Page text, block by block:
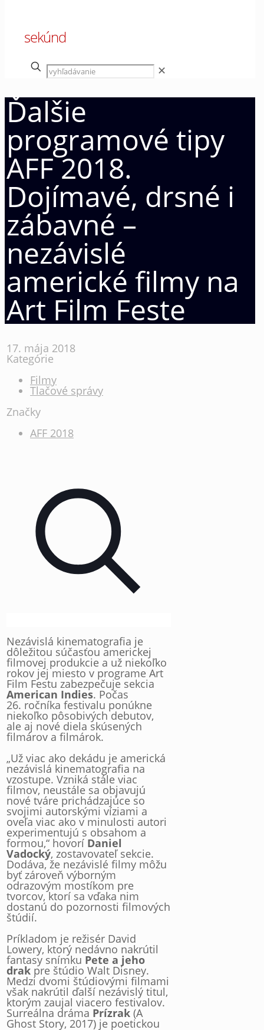
sekúnd
✕
Ďalšie
programové tipy
AFF 2018.
Dojímavé, drsné i
zábavné –
nezávislé
americké filmy na
Art Film Feste
17. mája 2018
Kategórie
Filmy
Tlačové správy
Značky
AFF 2018
Nezávislá kinematografia je
dôležitou súčasťou americkej
filmovej produkcie a už niekoľko
rokov jej miesto v programe Art
Film Festu zabezpečuje sekcia
American Indies. Počas
26. ročníka festivalu ponúkne
niekoľko pôsobivých debutov,
ale aj nové diela skúsených
filmárov a filmárok.
„Už viac ako dekádu je americká
nezávislá kinematografia na
vzostupe. Vzniká stále viac
filmov, neustále sa objavujú
nové tváre prichádzajúce so
svojimi autorskými víziami a
oveľa viac ako v minulosti autori
experimentujú s obsahom a
formou,“ hovorí Daniel
Vadocký, zostavovateľ sekcie.
Dodáva, že nezávislé filmy môžu
byť zároveň výborným
odrazovým mostíkom pre
tvorcov, ktorí sa vďaka nim
dostanú do pozornosti filmových
štúdií.
Príkladom je režisér David
Lowery, ktorý nedávno nakrútil
fantasy snímku Pete a jeho
drak pre štúdio Walt Disney.
Medzi dvomi štúdiovými filmami
však nakrútil ďalší nezávislý titul,
ktorým zaujal viacero festivalov.
Surreálna dráma Prízrak (A
Ghost Story, 2017) je poetickou